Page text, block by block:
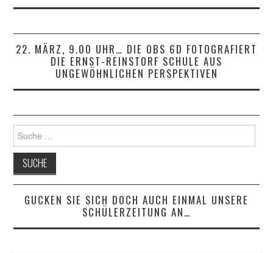
22. MÄRZ, 9.00 UHR… DIE OBS 6D FOTOGRAFIERT
DIE ERNST-REINSTORF SCHULE AUS
UNGEWÖHNLICHEN PERSPEKTIVEN
nach:
GUCKEN SIE SICH DOCH AUCH EINMAL UNSERE
SCHÜLERZEITUNG AN…